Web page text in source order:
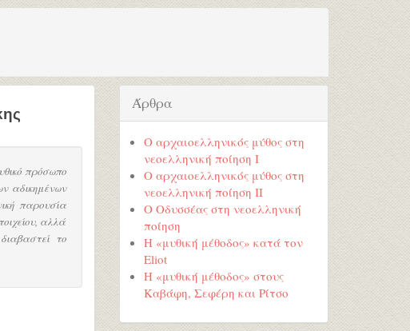
πρόσωπο
αδικημένων
παρουσία
αλλά
το
Άρθρα
Ο αρχαιοελληνικός μύθος στη
νεοελληνική ποίηση Ι
Ο αρχαιοελληνικός μύθος στη
νεοελληνική ποίηση ΙΙ
Ο Οδυσσέας στη νεοελληνική
ποίηση
Η «μυθική μέθοδος» κατά τον
Eliot
Η «μυθική μέθοδος» στους
Καβάφη, Σεφέρη και Ρίτσο